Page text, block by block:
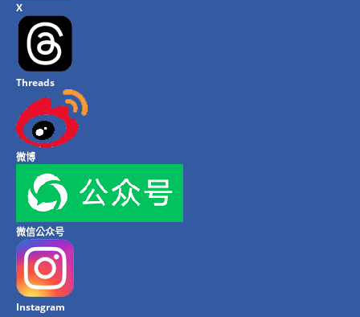
X
Threads
微博
微信公众号
Instagram